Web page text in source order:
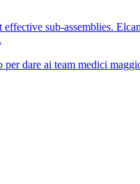
sub-assemblies.
dare ai team medici